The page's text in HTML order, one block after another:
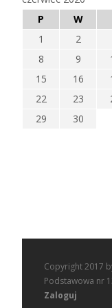
P
W
1
2
8
9
15
16
22
23
29
30
Copyright 2017
Podstawowa nr
Zaloguj